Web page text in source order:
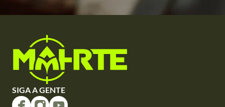
SIGA A GENTE